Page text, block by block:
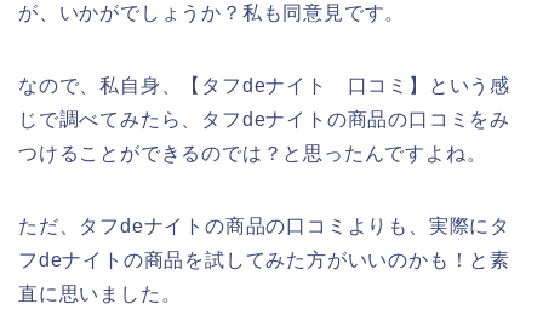
が、いかがでしょうか？私も同意見です。
なので、私自身、【タフdeナイト 口コミ】という感
じで調べてみたら、タフdeナイトの商品の口コミをみ
つけることができるのでは？と思ったんですよね。
ただ、タフdeナイトの商品の口コミよりも、実際にタ
フdeナイトの商品を試してみた方がいいのかも！と素
直に思いました。